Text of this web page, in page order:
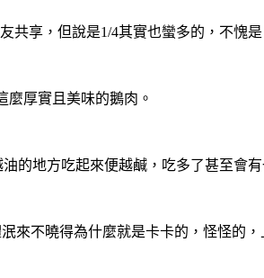
享，但說是1/4其實也蠻多的，不愧
厚實且美味的鵝肉。
的地方吃起來便越鹹，吃多了甚至會
來不曉得為什麼就是卡卡的，怪怪的